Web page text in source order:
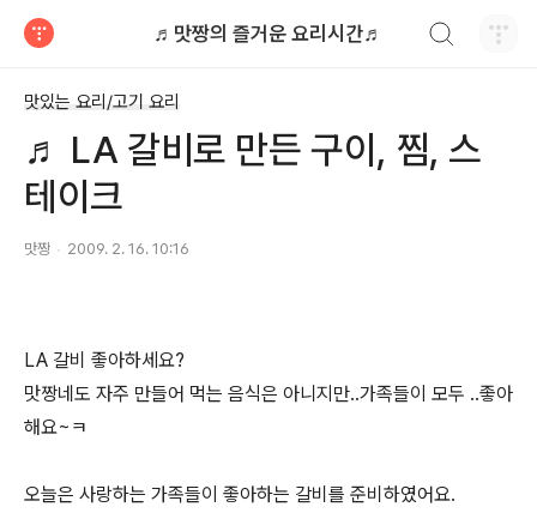
♬맛짱의 즐거운 요리시간♬
맛있는 요리/고기 요리
♬ LA 갈비로 만든 구이, 찜, 스
테이크
맛짱 2009. 2. 16. 10:16
LA 갈비 좋아하세요?
맛짱네도 자주 만들어 먹는 음식은 아니지만..가족들이 모두 ..좋아
해요~ㅋ
오늘은 사랑하는 가족들이 좋아하는 갈비를 준비하였어요.